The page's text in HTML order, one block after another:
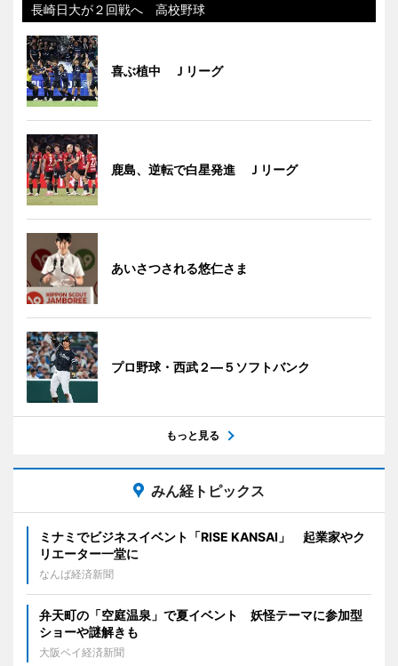
長崎日大が２回戦へ 高校野球
喜ぶ植中 Ｊリーグ
鹿島、逆転で白星発進 Ｊリーグ
あいさつされる悠仁さま
プロ野球・西武２―５ソフトバンク
もっと見る
みん経トピックス
ミナミでビジネスイベント「RISE KANSAI」 起業家やク
リエーター一堂に
なんば経済新聞
弁天町の「空庭温泉」で夏イベント 妖怪テーマに参加型
ショーや謎解きも
大阪ベイ経済新聞